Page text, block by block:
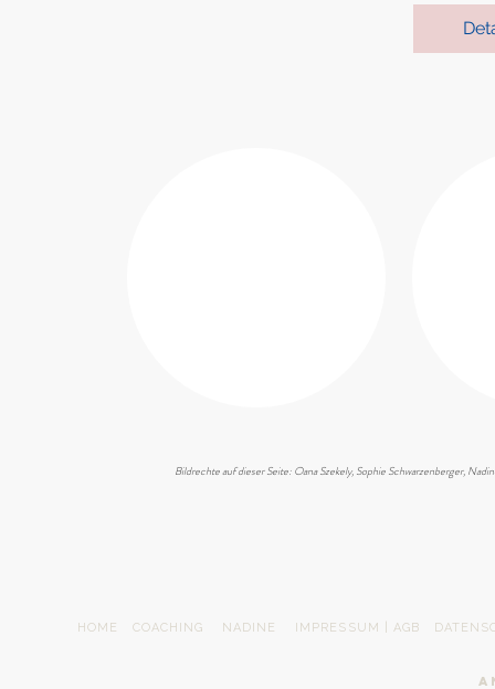
Bildrechte auf dieser Seite: Oana Szekely, Sophie Schwarzenberger,
HOME COACHING NADINE IMPRESSUM | AGB